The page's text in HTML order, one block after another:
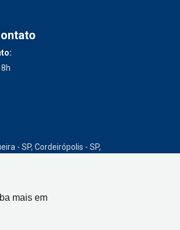
mais em
- SP, Cordeirópolis - SP,